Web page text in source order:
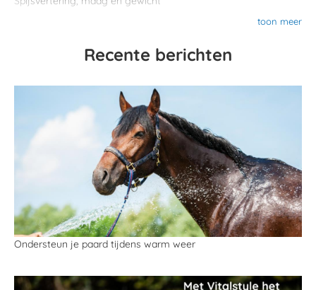
toon meer
Recente berichten
Ondersteun je paard tijdens warm weer